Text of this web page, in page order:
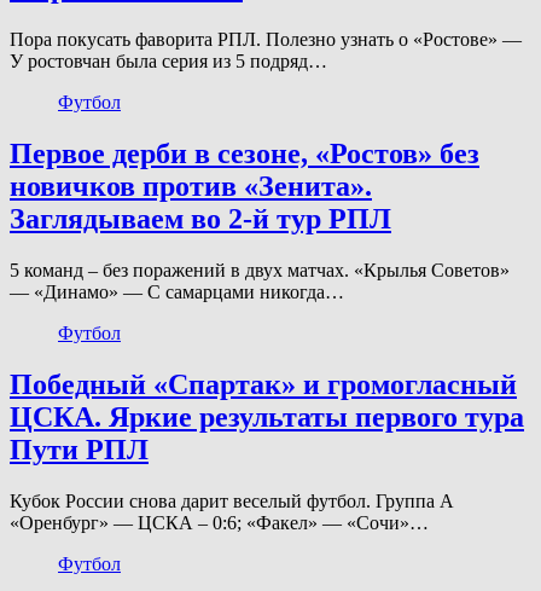
Пора покусать фаворита РПЛ. Полезно узнать о «Ростове» —
У ростовчан была серия из 5 подряд…
Футбол
Первое дерби в сезоне, «Ростов» без
новичков против «Зенита».
Заглядываем во 2-й тур РПЛ
5 команд – без поражений в двух матчах. «Крылья Советов»
— «Динамо» — С самарцами никогда…
Футбол
Победный «Спартак» и громогласный
ЦСКА. Яркие результаты первого тура
Пути РПЛ
Кубок России снова дарит веселый футбол. Группа А
«Оренбург» — ЦСКА – 0:6; «Факел» — «Сочи»…
Футбол